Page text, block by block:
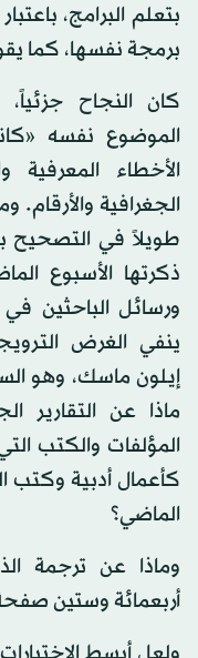
بتعلم البرامج،
برمجة نفسها، كما
كان النجاح جزئياً،
الموضوع نفسه
الأخطاء المعرفية
الجغرافية
طويلاً في التصحيح
ذكرتها الأسبوع
ورسائل الباحثين
ينفي الغرض
إيلون ماسك، وهو
ماذا عن التقارير
المؤلفات والكتب
كأعمال أدبية وكتب
الماضي؟
وماذا عن ترجمة
أربعمائة وستين